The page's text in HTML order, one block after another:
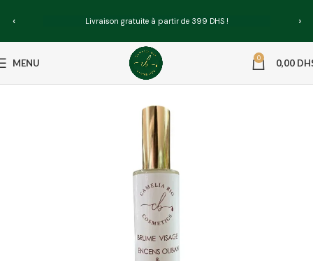
‹ Livraison gratuite à partir de 399 DHS ! ›
MENU 0 0,00